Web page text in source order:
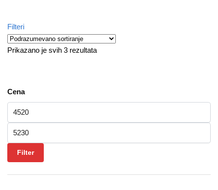
Filteri
Prikazano je svih 3 rezultata
Cena
Minimalna cena
Maksimalna cena
Filter